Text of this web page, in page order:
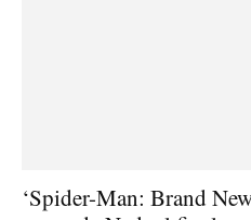
‘Spider-Man: Brand